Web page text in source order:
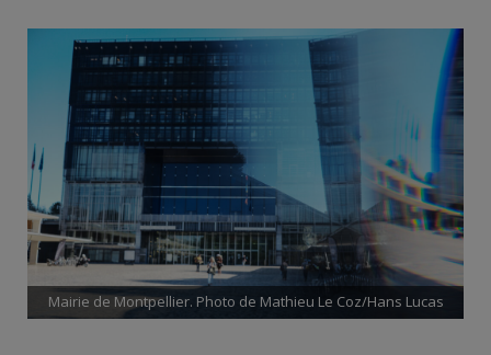
Mairie de Montpellier. Photo de Mathieu Le Coz/Hans Lucas